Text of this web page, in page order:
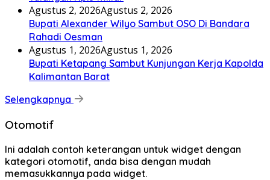
Agustus 2, 2026Agustus 2, 2026
Bupati Alexander Wilyo Sambut OSO Di Bandara
Rahadi Oesman
Agustus 1, 2026Agustus 1, 2026
Bupati Ketapang Sambut Kunjungan Kerja Kapolda
Kalimantan Barat
Selengkapnya
Otomotif
Ini adalah contoh keterangan untuk widget dengan
kategori otomotif, anda bisa dengan mudah
memasukkannya pada widget.